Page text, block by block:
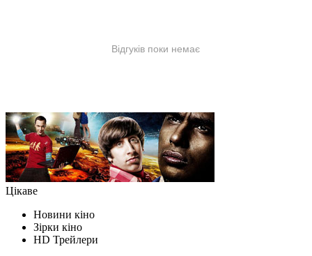
Цікаве
Новини кіно
Зірки кіно
HD Трейлери